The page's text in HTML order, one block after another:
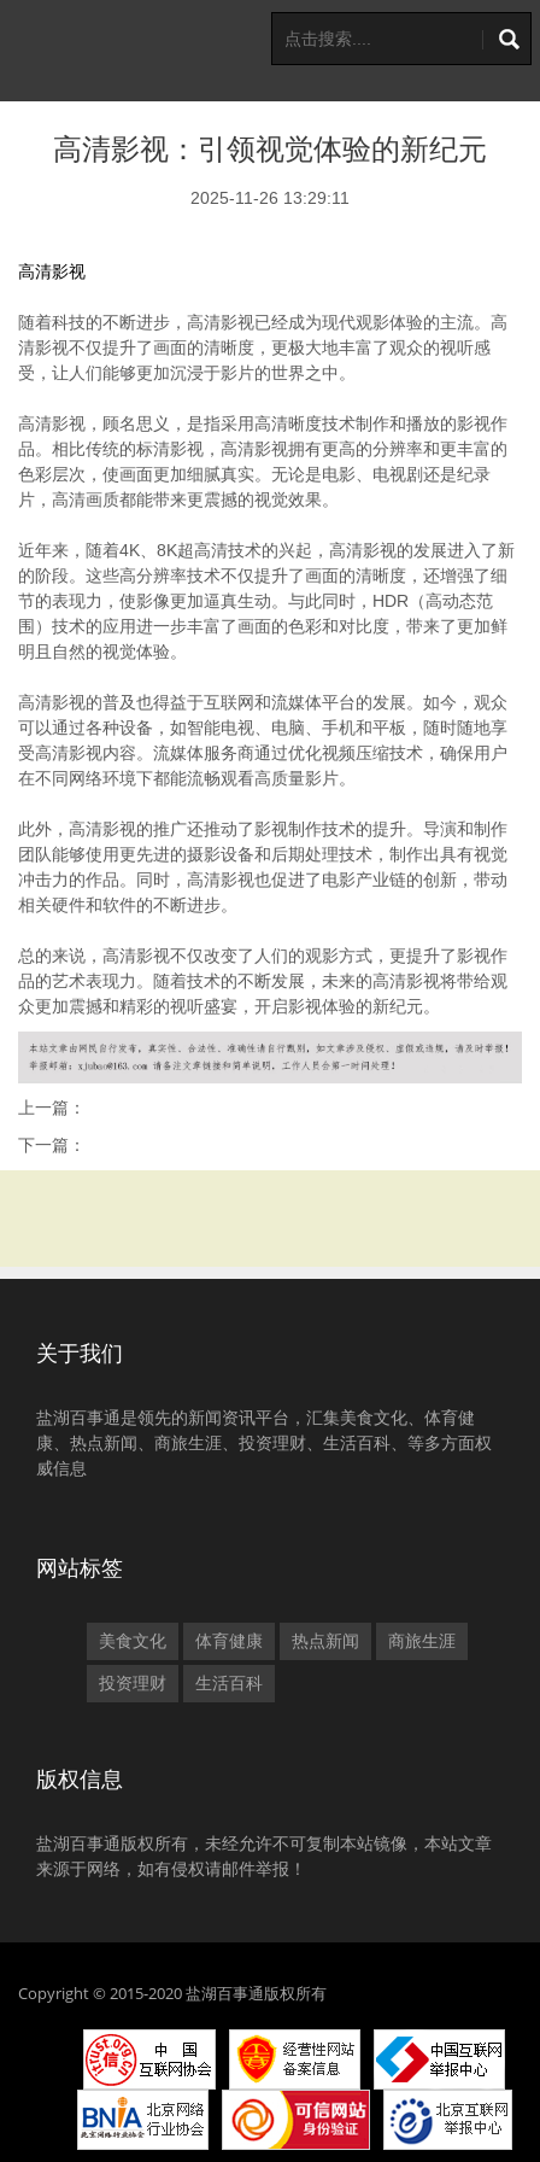
高清影视：引领视觉体验的新纪元
2025-11-26 13:29:11
高清影视
随着科技的不断进步，高清影视已经成为现代观影体验的主流。高
清影视不仅提升了画面的清晰度，更极大地丰富了观众的视听感
受，让人们能够更加沉浸于影片的世界之中。
高清影视，顾名思义，是指采用高清晰度技术制作和播放的影视作
品。相比传统的标清影视，高清影视拥有更高的分辨率和更丰富的
色彩层次，使画面更加细腻真实。无论是电影、电视剧还是纪录
片，高清画质都能带来更震撼的视觉效果。
近年来，随着4K、8K超高清技术的兴起，高清影视的发展进入了新
的阶段。这些高分辨率技术不仅提升了画面的清晰度，还增强了细
节的表现力，使影像更加逼真生动。与此同时，HDR（高动态范
围）技术的应用进一步丰富了画面的色彩和对比度，带来了更加鲜
明且自然的视觉体验。
高清影视的普及也得益于互联网和流媒体平台的发展。如今，观众
可以通过各种设备，如智能电视、电脑、手机和平板，随时随地享
受高清影视内容。流媒体服务商通过优化视频压缩技术，确保用户
在不同网络环境下都能流畅观看高质量影片。
此外，高清影视的推广还推动了影视制作技术的提升。导演和制作
团队能够使用更先进的摄影设备和后期处理技术，制作出具有视觉
冲击力的作品。同时，高清影视也促进了电影产业链的创新，带动
相关硬件和软件的不断进步。
总的来说，高清影视不仅改变了人们的观影方式，更提升了影视作
品的艺术表现力。随着技术的不断发展，未来的高清影视将带给观
众更加震撼和精彩的视听盛宴，开启影视体验的新纪元。
上一篇：
下一篇：
关于我们
盐湖百事通是领先的新闻资讯平台，汇集美食文化、体育健
康、热点新闻、商旅生涯、投资理财、生活百科、等多方面权
威信息
网站标签
美食文化 体育健康 热点新闻 商旅生涯
投资理财 生活百科
版权信息
盐湖百事通版权所有，未经允许不可复制本站镜像，本站文章
来源于网络，如有侵权请邮件举报！
Copyright © 2015-2020 盐湖百事通版权所有